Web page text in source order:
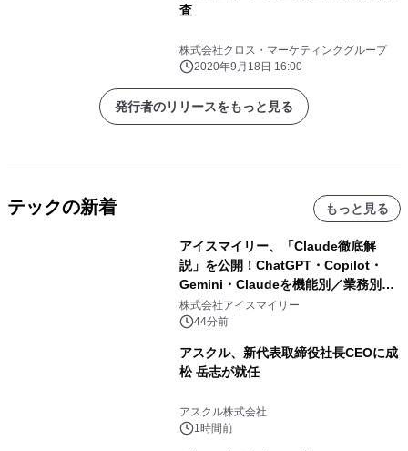
査
株式会社クロス・マーケティンググループ
2020年9月18日 16:00
発行者のリリースをもっと見る
テックの新着 もっと見る
アイスマイリー、「Claude徹底解
説」を公開！ChatGPT・Copilot・
Gemini・Claudeを機能別／業務別に
比較―自社に合う生成AIの選び方がわ
かる実践ガイド
株式会社アイスマイリー
44分前
アスクル、新代表取締役社長CEOに成
松 岳志が就任
アスクル株式会社
1時間前